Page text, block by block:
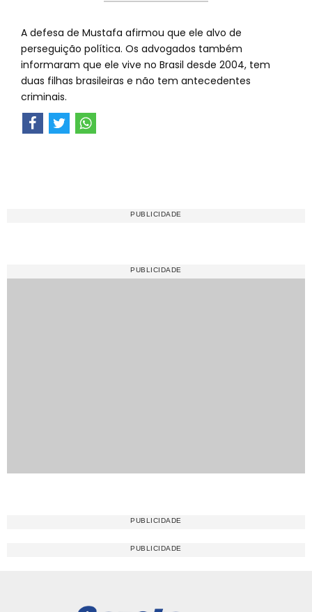
A defesa de Mustafa afirmou que ele alvo de
perseguição política. Os advogados também
informaram que ele vive no Brasil desde 2004, tem
duas filhas brasileiras e não tem antecedentes
criminais.